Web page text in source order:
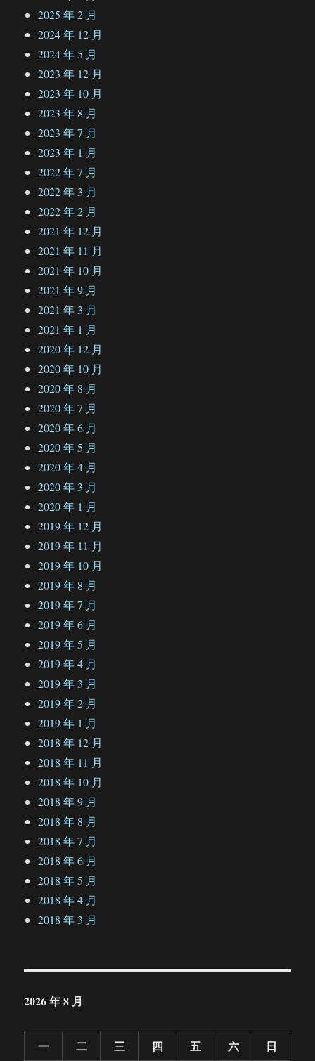
2025 年 2 月
2024 年 12 月
2024 年 5 月
2023 年 12 月
2023 年 10 月
2023 年 8 月
2023 年 7 月
2023 年 1 月
2022 年 7 月
2022 年 3 月
2022 年 2 月
2021 年 12 月
2021 年 11 月
2021 年 10 月
2021 年 9 月
2021 年 3 月
2021 年 1 月
2020 年 12 月
2020 年 10 月
2020 年 8 月
2020 年 7 月
2020 年 6 月
2020 年 5 月
2020 年 4 月
2020 年 3 月
2020 年 1 月
2019 年 12 月
2019 年 11 月
2019 年 10 月
2019 年 8 月
2019 年 7 月
2019 年 6 月
2019 年 5 月
2019 年 4 月
2019 年 3 月
2019 年 2 月
2019 年 1 月
2018 年 12 月
2018 年 11 月
2018 年 10 月
2018 年 9 月
2018 年 8 月
2018 年 7 月
2018 年 6 月
2018 年 5 月
2018 年 4 月
2018 年 3 月
2026 年 8 月
一 二 三 四 五 六 日